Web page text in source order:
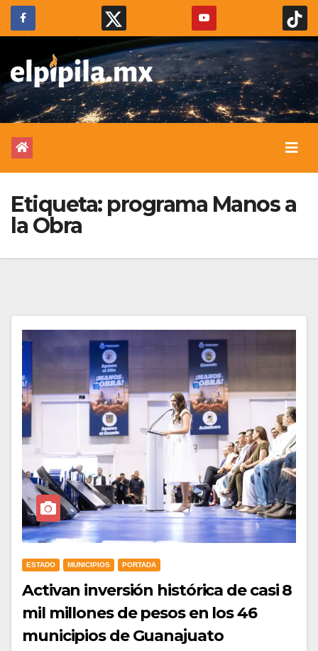
Etiqueta: programa Manos a
la Obra
ESTADO MUNICIPIOS PORTADA
Activan inversión histórica de casi 8
mil millones de pesos en los 46
municipios de Guanajuato